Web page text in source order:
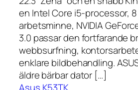
en Intel Core i5-processor, 8
arbetsminne, NVIDIA
3.0 passar den fortfarande
webbsurfning,
enklare bildbehandling.
äldre bärbar dator […]